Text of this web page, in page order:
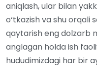
aniqlash, ular bilan
o‘tkazish va shu orqali
qaytarish eng dolzarb
anglagan holda ish
hududimizdagi har bir